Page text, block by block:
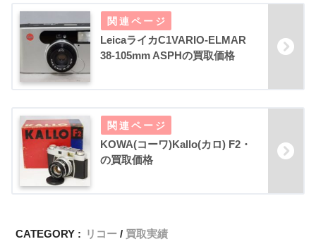
LeicaライカC1VARIO-ELMAR
38-105mm ASPHの買取価格
KOWA(コーワ)Kallo(カロ) F2・
の買取価格
CATEGORY : リコー 買取実績